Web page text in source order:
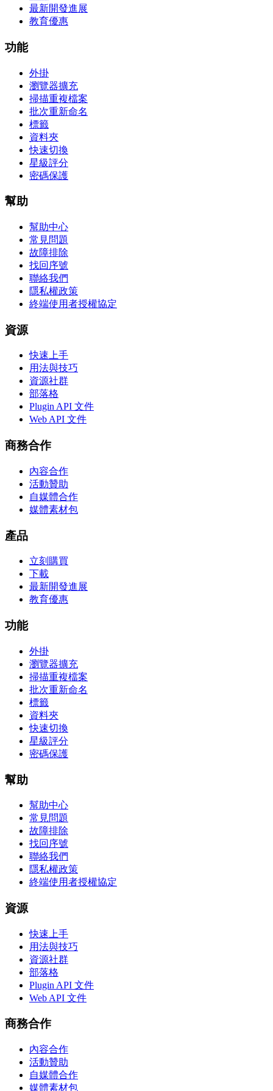
最新開發進展
教育優惠
功能
外掛
瀏覽器擴充
掃描重複檔案
批次重新命名
標籤
資料夾
快速切換
星級評分
密碼保護
幫助
幫助中心
常見問題
故障排除
找回序號
聯絡我們
隱私權政策
終端使用者授權協定
資源
快速上手
用法與技巧
資源社群
部落格
Plugin API 文件
Web API 文件
商務合作
內容合作
活動贊助
自媒體合作
媒體素材包
產品
立刻購買
下載
最新開發進展
教育優惠
功能
外掛
瀏覽器擴充
掃描重複檔案
批次重新命名
標籤
資料夾
快速切換
星級評分
密碼保護
幫助
幫助中心
常見問題
故障排除
找回序號
聯絡我們
隱私權政策
終端使用者授權協定
資源
快速上手
用法與技巧
資源社群
部落格
Plugin API 文件
Web API 文件
商務合作
內容合作
活動贊助
自媒體合作
媒體素材包